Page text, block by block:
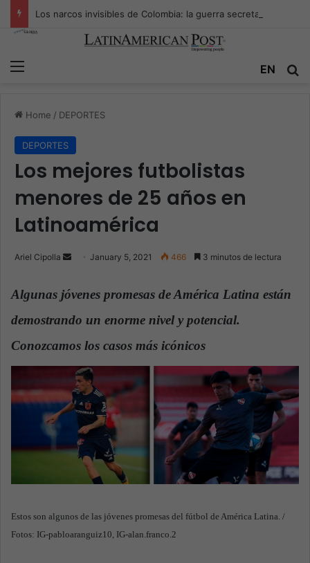
EN
Home / DEPORTES
DEPORTES
Los mejores futbolistas
menores de 25 años en
Latinoamérica
Ariel Cipolla
n
a
m
a
i
January 5, 2021 466 3 minutos de lectura
Algunas jóvenes promesas de América Latina están
demostrando un enorme nivel y potencial.
Conozcamos los casos más icónicos
Estos son algunos de las jóvenes promesas del fútbol de América Latina. /
Fotos: IG-pabloaranguiz10, IG-alan.franco.2